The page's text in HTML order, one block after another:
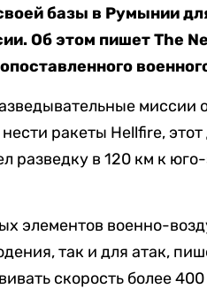
базы в Румынии
Об этом пишет The
миссии
ракеты Hellfire,
в 120 км к
элементов военно-
так и для атак,
скорость более